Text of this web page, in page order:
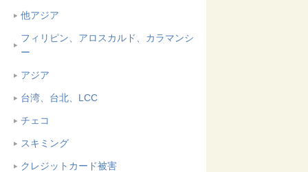
他アジア
フィリピン、アロスカルド、カラマンシ
ー
アジア
台湾、台北、LCC
チェコ
スキミング
クレジットカード被害